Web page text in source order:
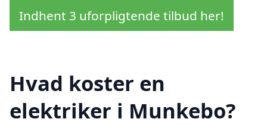
Indhent 3 uforpligtende tilbud her!
Hvad koster en
elektriker i Munkebo?